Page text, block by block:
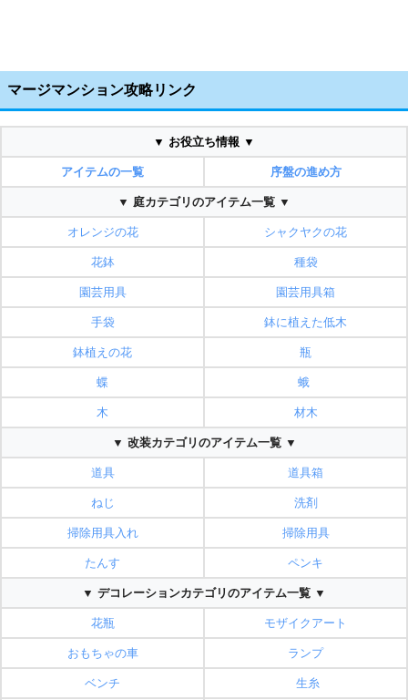
マージマンション攻略リンク
▼ お役立ち情報 ▼
アイテムの一覧 序盤の進め方
▼ 庭カテゴリのアイテム一覧 ▼
オレンジの花 シャクヤクの花
花鉢 種袋
園芸用具 園芸用具箱
手袋 鉢に植えた低木
鉢植えの花 瓶
蝶 蛾
木 材木
▼ 改装カテゴリのアイテム一覧 ▼
道具 道具箱
ねじ 洗剤
掃除用具入れ 掃除用具
たんす ペンキ
▼ デコレーションカテゴリのアイテム一覧 ▼
花瓶 モザイクアート
おもちゃの車 ランプ
ベンチ 生糸